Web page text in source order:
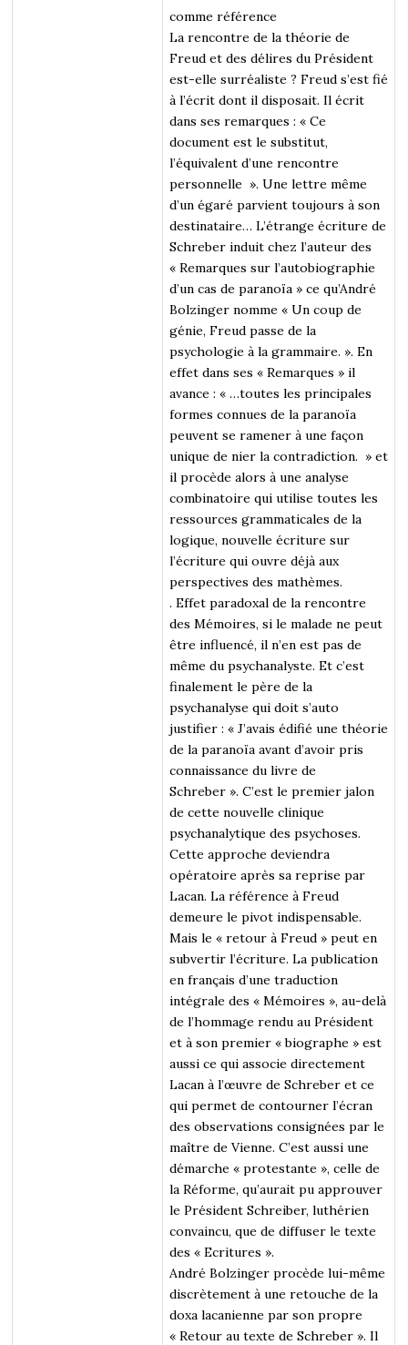
comme référence
La rencontre de la théorie de
Freud et des délires du Président
est-elle surréaliste ? Freud s’est fié
à l’écrit dont il disposait. Il écrit
dans ses remarques : « Ce
document est le substitut,
l’équivalent d’une rencontre
personnelle ». Une lettre même
d’un égaré parvient toujours à son
destinataire… L’étrange écriture de
Schreber induit chez l’auteur des
« Remarques sur l’autobiographie
d’un cas de paranoïa » ce qu’André
Bolzinger nomme « Un coup de
génie, Freud passe de la
psychologie à la grammaire. ». En
effet dans ses « Remarques » il
avance : « …toutes les principales
formes connues de la paranoïa
peuvent se ramener à une façon
unique de nier la contradiction. » et
il procède alors à une analyse
combinatoire qui utilise toutes les
ressources grammaticales de la
logique, nouvelle écriture sur
l’écriture qui ouvre déjà aux
perspectives des mathèmes.
. Effet paradoxal de la rencontre
des Mémoires, si le malade ne peut
être influencé, il n’en est pas de
même du psychanalyste. Et c’est
finalement le père de la
psychanalyse qui doit s’auto
justifier : « J’avais édifié une théorie
de la paranoïa avant d’avoir pris
connaissance du livre de
Schreber ». C’est le premier jalon
de cette nouvelle clinique
psychanalytique des psychoses.
Cette approche deviendra
opératoire après sa reprise par
Lacan. La référence à Freud
demeure le pivot indispensable.
Mais le « retour à Freud » peut en
subvertir l’écriture. La publication
en français d’une traduction
intégrale des « Mémoires », au-delà
de l’hommage rendu au Président
et à son premier « biographe » est
aussi ce qui associe directement
Lacan à l’œuvre de Schreber et ce
qui permet de contourner l’écran
des observations consignées par le
maître de Vienne. C’est aussi une
démarche « protestante », celle de
la Réforme, qu’aurait pu approuver
le Président Schreiber, luthérien
convaincu, que de diffuser le texte
des « Ecritures ».
André Bolzinger procède lui-même
discrètement à une retouche de la
doxa lacanienne par son propre
« Retour au texte de Schreber ». Il